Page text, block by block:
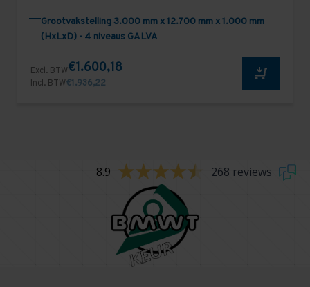
Grootvakstelling 3.000 mm x 12.700 mm x 1.000 mm
(HxLxD) - 4 niveaus GALVA
Excl. BTW€1.600,18
Incl. BTW€1.936,22
8.9 268 reviews